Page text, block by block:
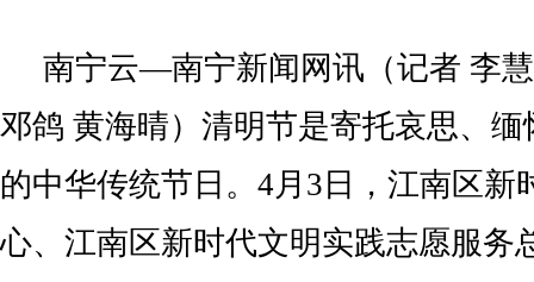
南宁云—南宁新闻网讯（记者 李
邓鸽 黄海晴）清明节是寄托哀思、
的中华传统节日。4月3日，江南区新
心、江南区新时代文明实践志愿服务